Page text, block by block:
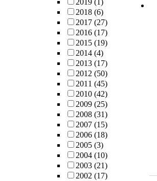
2019 (1)
2018 (6)
2017 (27)
2016 (17)
2015 (19)
2014 (4)
2013 (17)
2012 (50)
2011 (45)
2010 (42)
2009 (25)
2008 (31)
2007 (15)
2006 (18)
2005 (3)
2004 (10)
2003 (21)
2002 (17)